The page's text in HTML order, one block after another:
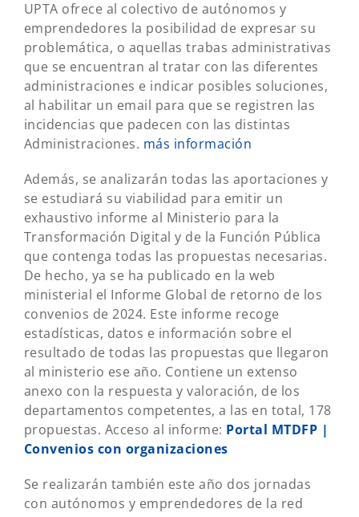
UPTA ofrece al colectivo de autónomos y
emprendedores la posibilidad de expresar su
problemática, o aquellas trabas administrativas
que se encuentran al tratar con las diferentes
administraciones e indicar posibles soluciones,
al habilitar un email para que se registren las
incidencias que padecen con las distintas
Administraciones. más información
Además, se analizarán todas las aportaciones y
se estudiará su viabilidad para emitir un
exhaustivo informe al Ministerio para la
Transformación Digital y de la Función Pública
que contenga todas las propuestas necesarias.
De hecho, ya se ha publicado en la web
ministerial el Informe Global de retorno de los
convenios de 2024. Este informe recoge
estadísticas, datos e información sobre el
resultado de todas las propuestas que llegaron
al ministerio ese año. Contiene un extenso
anexo con la respuesta y valoración, de los
departamentos competentes, a las en total, 178
propuestas. Acceso al informe: Portal MTDFP |
Convenios con organizaciones
Se realizarán también este año dos jornadas
con autónomos y emprendedores de la red